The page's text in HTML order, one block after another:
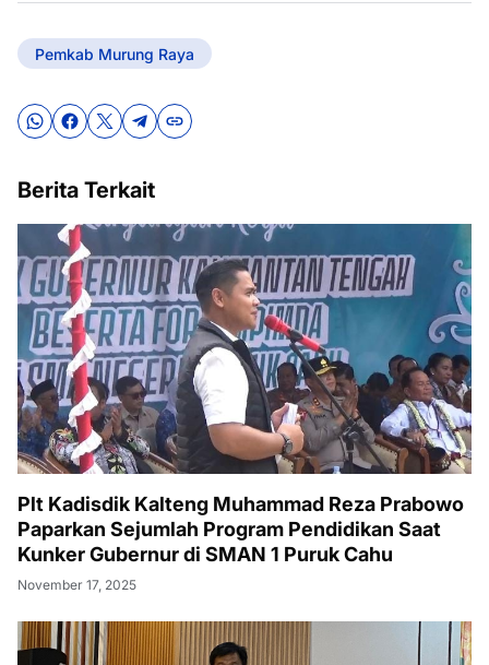
Pemkab Murung Raya
Berita Terkait
Plt Kadisdik Kalteng Muhammad Reza Prabowo
Paparkan Sejumlah Program Pendidikan Saat
Kunker Gubernur di SMAN 1 Puruk Cahu
November 17, 2025